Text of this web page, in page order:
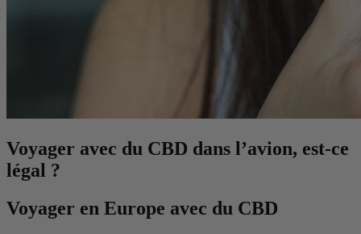
Voyager avec du CBD dans l’avion, est-ce
légal ?
Voyager en Europe avec du CBD